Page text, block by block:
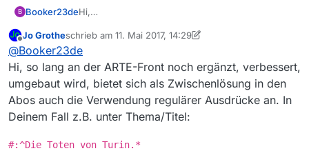
B Booker23deHi,
Serien unter dem Punkt Thema zusammen
zufassen.
Also wären dann z.B. Die Serie die Toten von
Turin gelistet als:
Thema “Die Toten von Turin” und Titel Die Toten
von Turin(1/12).
Statt der bisherigen Art der Listung:
Toten von Turin(1/12).
Offline
Jo Grotheschrieb am 11. Mai 2017, 14:29
zuletzt editiert von Jo Grothe5. Nov. 2017, 18:36
@Booker23de
Hi, so lang an der ARTE-Front noch ergänzt, verbessert,
umgebaut wird, bietet sich als Zwischenlösung in den
Abos auch die Verwendung regulärer Ausdrücke an. In
Deinem Fall z.B. unter Thema/Titel:
#:^Die Toten von Turin.*